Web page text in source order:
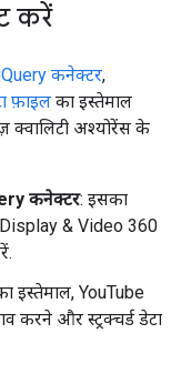
करें
कनेक्टर,
फ़ाइल का इस्तेमाल
क्वालिटी अश्योरेंस के
कनेक्टर: इसका
Display & Video 360
इस्तेमाल, YouTube
करने और स्ट्रक्चर्ड डेटा